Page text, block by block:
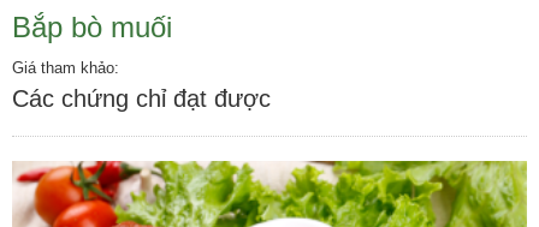
Bắp bò muối
Giá tham khảo:
Các chứng chỉ đạt được